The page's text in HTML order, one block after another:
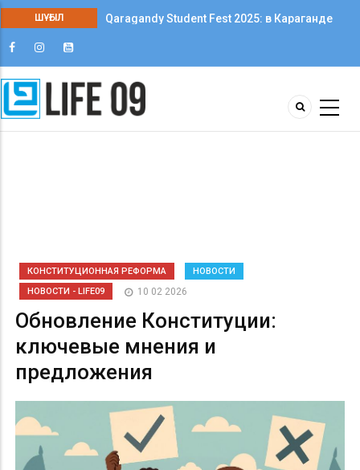
ШҰҒЫЛ
Qaragandy Student Fest 2025: в Караганде
КОНСТИТУЦИОННАЯ РЕФОРМА
НОВОСТИ
НОВОСТИ - LIFE09
10 02 2026
Обновление Конституции:
ключевые мнения и
предложения